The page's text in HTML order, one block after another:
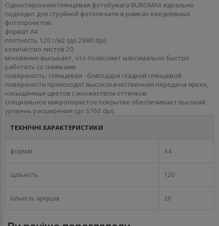
Односторонняя глянцевая фотобумага BUROMAX идеально
подходит для струйной фотопечати в рамках ежедневных
фотопроектов.
формат А4
плотность 120 г/м2 (до 2880 dpi)
количество листов 20
мгновенно высыхает, что позволяет максимально быстро
работать со снимками
поверхность: глянцевая - благодаря гладкой глянцевой
поверхности происходит высококачественная передача ярких,
насыщенных цветов с множеством оттенков
специальное микропористое покрытие обеспечивает высокий
уровень расширения (до 5760 dpi).
ТЕХНІЧНІ ХАРАКТЕРИСТИКИ
формат A4
щільність 120
кількість аркушів 20